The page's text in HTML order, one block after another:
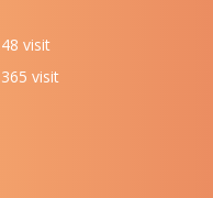
NASIONAL
visit
visit